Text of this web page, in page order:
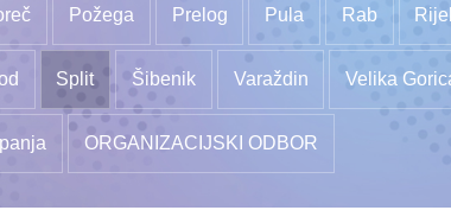
Požega Prelog Pula Rab
Split Šibenik Varaždin Velika
ORGANIZACIJSKI ODBOR